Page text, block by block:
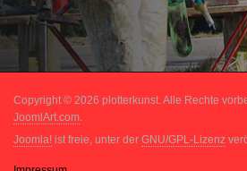
Copyright © 2026 plotterkunst. Alle Rechte
JoomlArt.com.
Joomla! ist freie, unter der GNU/GPL-Lizenz